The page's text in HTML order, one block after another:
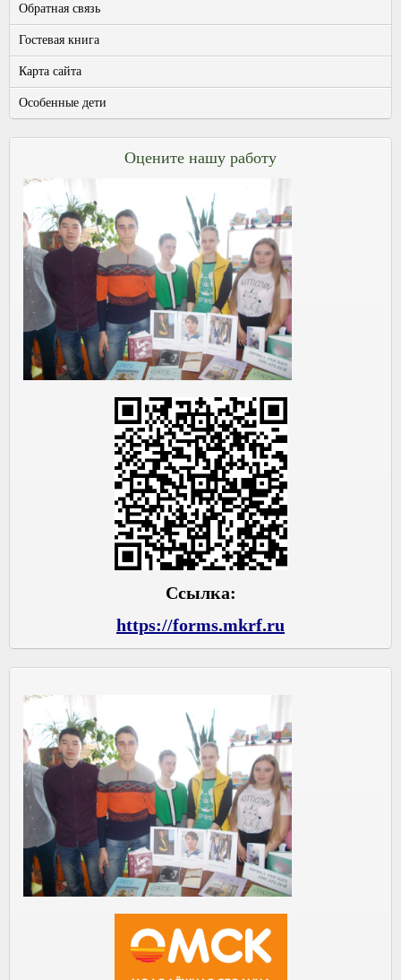
Обратная связь
Гостевая книга
Карта сайта
Особенные дети
Оцените нашу работу
Ссылка:
https://forms.mkrf.ru